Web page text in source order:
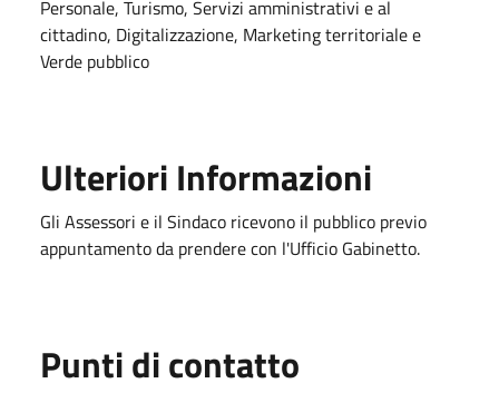
Personale, Turismo, Servizi amministrativi e al
cittadino, Digitalizzazione, Marketing territoriale e
Verde pubblico
Ulteriori Informazioni
Gli Assessori e il Sindaco ricevono il pubblico previo
appuntamento da prendere con l'Ufficio Gabinetto.
Punti di contatto